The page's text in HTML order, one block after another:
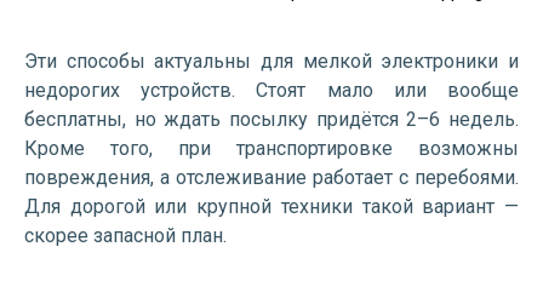
Эти способы актуальны для мелкой электроники и
недорогих устройств. Стоят мало или вообще
бесплатны, но ждать посылку придётся 2–6 недель.
Кроме того, при транспортировке возможны
повреждения, а отслеживание работает с перебоями.
Для дорогой или крупной техники такой вариант —
скорее запасной план.